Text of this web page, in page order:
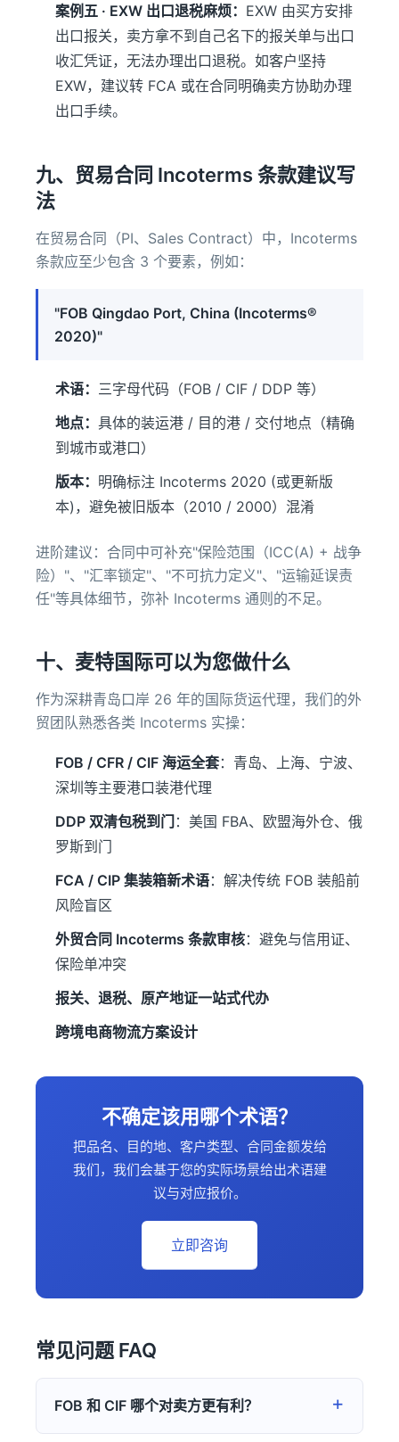
案例五 · EXW 出口退税麻烦： EXW 由买方安排
出口报关，卖方拿不到自己名下的报关单与出口
收汇凭证，无法办理出口退税。如客户坚持
EXW，建议转 FCA 或在合同明确卖方协助办理
出口手续。
九、贸易合同 Incoterms 条款建议写
法
在贸易合同（PI、Sales Contract）中，Incoterms
条款应至少包含 3 个要素，例如：
"FOB Qingdao Port, China (Incoterms®
2020)"
术语： 三字母代码（FOB / CIF / DDP 等）
地点： 具体的装运港 / 目的港 / 交付地点（精确
到城市或港口）
版本： 明确标注 Incoterms 2020 (或更新版
本)，避免被旧版本（2010 / 2000）混淆
进阶建议：合同中可补充"保险范围（ICC(A) + 战争
险）"、"汇率锁定"、"不可抗力定义"、"运输延误责
任"等具体细节，弥补 Incoterms 通则的不足。
十、麦特国际可以为您做什么
作为深耕青岛口岸 26 年的国际货运代理，我们的外
贸团队熟悉各类 Incoterms 实操：
FOB / CFR / CIF 海运全套：青岛、上海、宁波、
深圳等主要港口装港代理
DDP 双清包税到门 ：美国 FBA、欧盟海外仓、俄
罗斯到门
FCA / CIP 集装箱新术语：解决传统 FOB 装船前
风险盲区
外贸合同 Incoterms 条款审核：避免与信用证、
保险单冲突
报关、退税、原产地证一站式代办
跨境电商物流方案设计
不确定该用哪个术语？
把品名、目的地、客户类型、合同金额发给
我们，我们会基于您的实际场景给出术语建
议与对应报价。
立即咨询
常见问题 FAQ
FOB 和 CIF 哪个对卖方更有利？